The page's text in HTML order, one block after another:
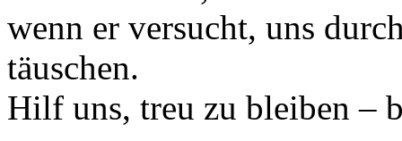
wenn er versucht, uns
täuschen.
Hilf uns, treu zu bleiben –